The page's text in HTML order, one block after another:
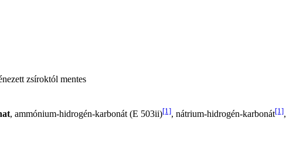
zsíroktól mentes
, ammónium-hidrogén-karbonát (E 503ii)[1], nátrium-hidrogén-karbonát[1],